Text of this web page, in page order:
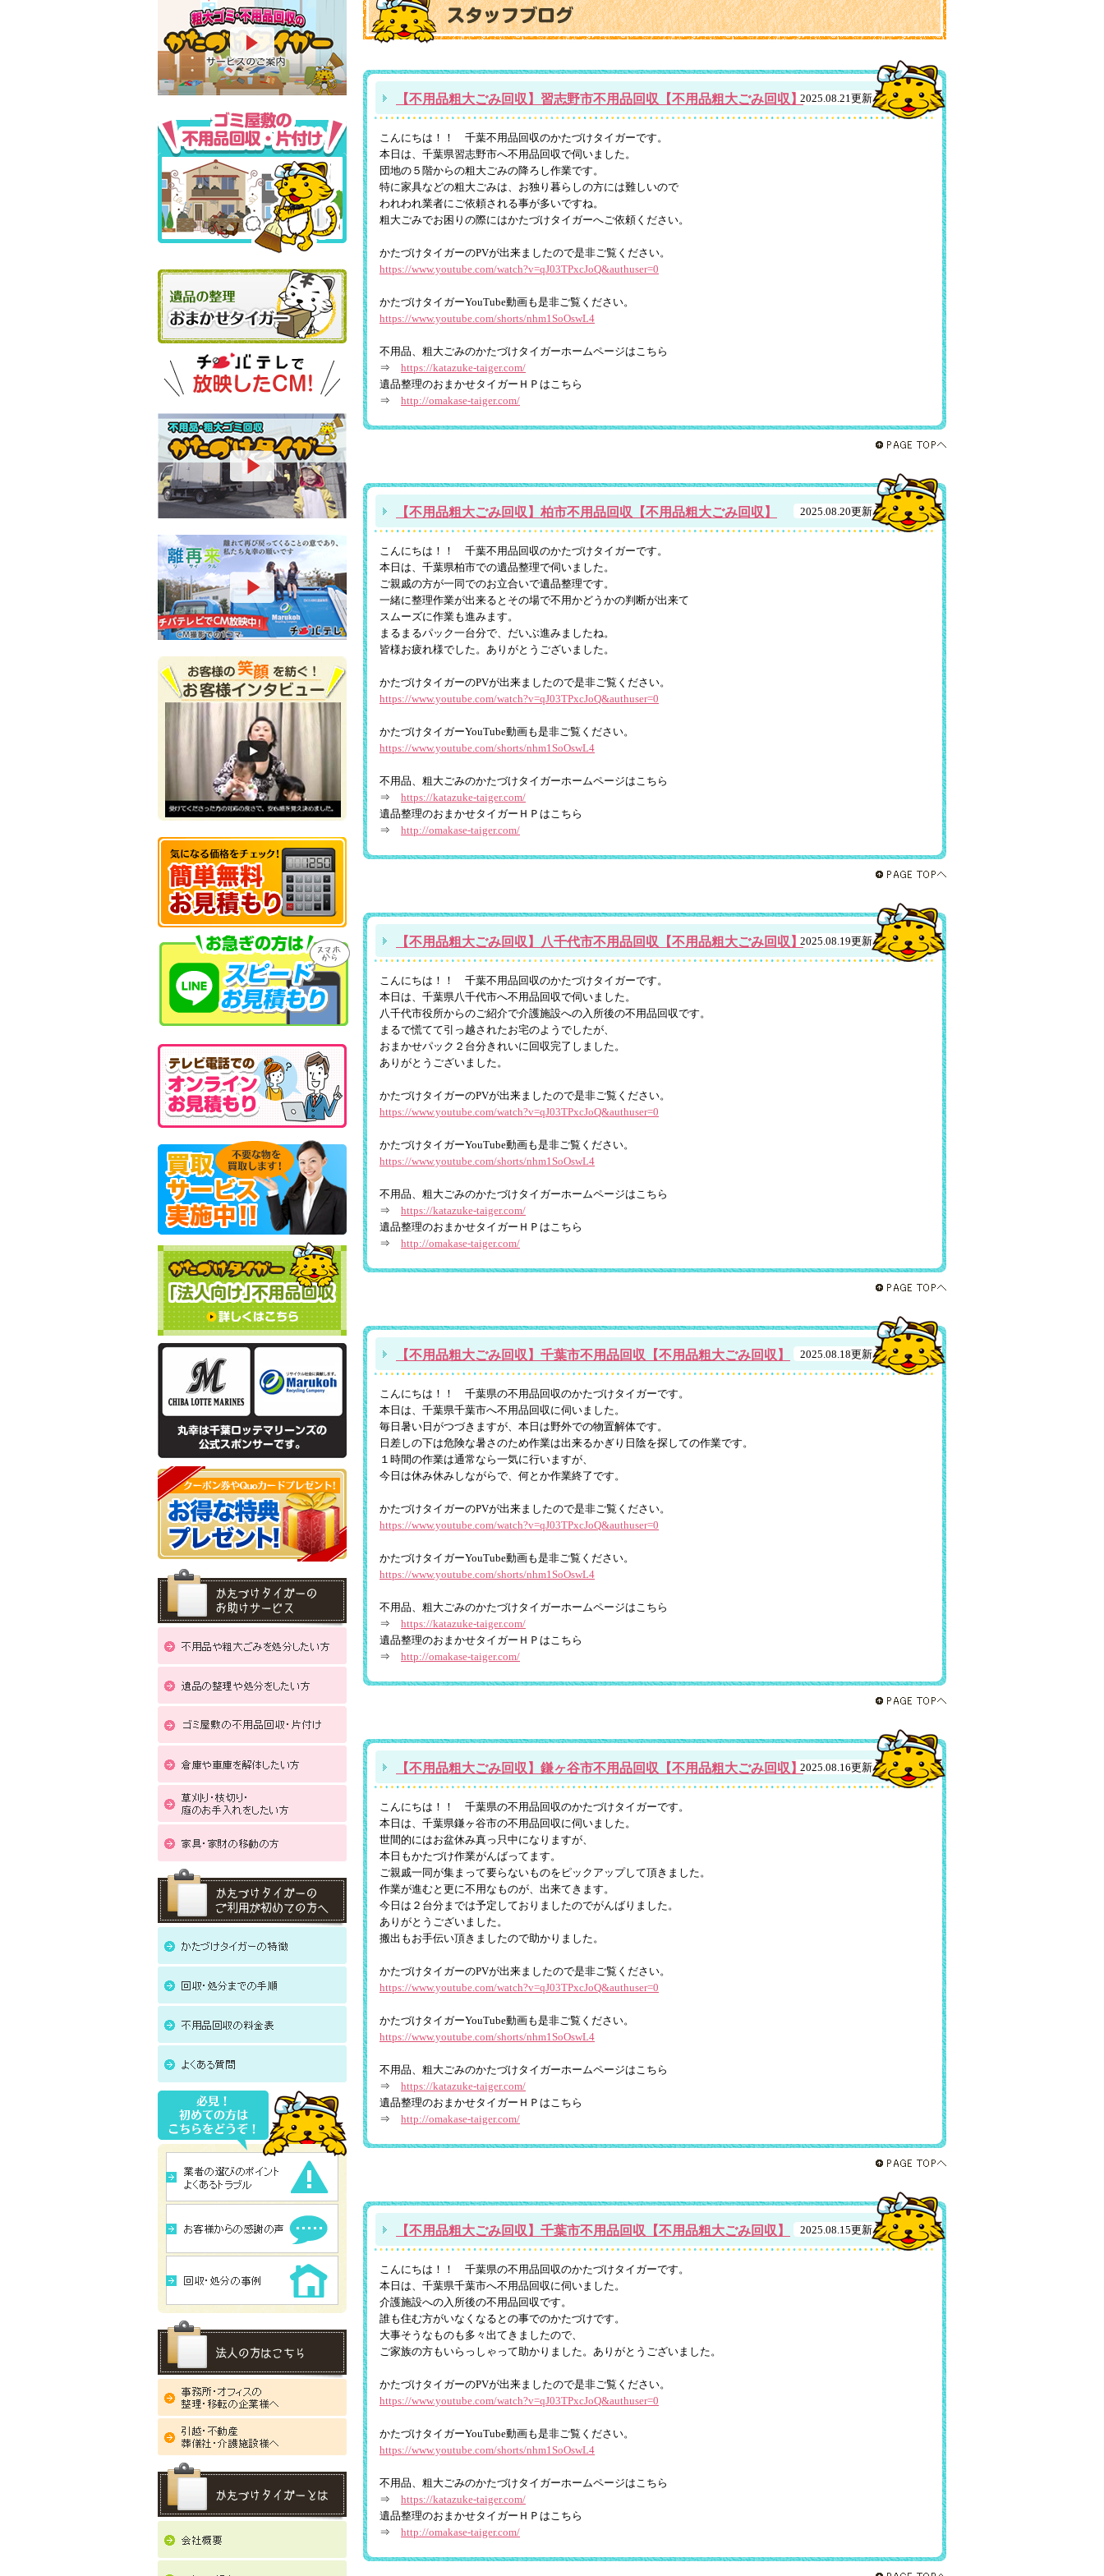
【不用品粗大ごみ回収】習志野市不用品回収【不用品粗大ごみ回収】2025.08.21更新
こんにちは！！ 千葉不用品回収のかたづけタイガーです。
本日は、千葉県習志野市へ不用品回収で伺いました。
団地の５階からの粗大ごみの降ろし作業です。
特に家具などの粗大ごみは、お独り暮らしの方には難しいので
われわれ業者にご依頼される事が多いですね。
粗大ごみでお困りの際にはかたづけタイガーへご依頼ください。
かたづけタイガーのPVが出来ましたので是非ご覧ください。
https://www.youtube.com/watch?v=qJ03TPxcJoQ&authuser=0
かたづけタイガーYouTube動画も是非ご覧ください。
https://www.youtube.com/shorts/nhm1SoOswL4
不用品、粗大ごみのかたづけタイガーホームページはこちら
⇒ https://katazuke-taiger.com/
遺品整理のおまかせタイガーＨＰはこちら
⇒ http://omakase-taiger.com/
【不用品粗大ごみ回収】柏市不用品回収【不用品粗大ごみ回収】 2025.08.20更新
こんにちは！！ 千葉不用品回収のかたづけタイガーです。
本日は、千葉県柏市での遺品整理で伺いました。
ご親戚の方が一同でのお立合いで遺品整理です。
一緒に整理作業が出来るとその場で不用かどうかの判断が出来て
スムーズに作業も進みます。
まるまるパック一台分で、だいぶ進みましたね。
皆様お疲れ様でした。ありがとうございました。
かたづけタイガーのPVが出来ましたので是非ご覧ください。
https://www.youtube.com/watch?v=qJ03TPxcJoQ&authuser=0
かたづけタイガーYouTube動画も是非ご覧ください。
https://www.youtube.com/shorts/nhm1SoOswL4
不用品、粗大ごみのかたづけタイガーホームページはこちら
⇒ https://katazuke-taiger.com/
遺品整理のおまかせタイガーＨＰはこちら
⇒ http://omakase-taiger.com/
【不用品粗大ごみ回収】八千代市不用品回収【不用品粗大ごみ回収】2025.08.19更新
こんにちは！！ 千葉不用品回収のかたづけタイガーです。
本日は、千葉県八千代市へ不用品回収で伺いました。
八千代市役所からのご紹介で介護施設への入所後の不用品回収です。
まるで慌てて引っ越されたお宅のようでしたが、
おまかせパック２台分きれいに回収完了しました。
ありがとうございました。
かたづけタイガーのPVが出来ましたので是非ご覧ください。
https://www.youtube.com/watch?v=qJ03TPxcJoQ&authuser=0
かたづけタイガーYouTube動画も是非ご覧ください。
https://www.youtube.com/shorts/nhm1SoOswL4
不用品、粗大ごみのかたづけタイガーホームページはこちら
⇒ https://katazuke-taiger.com/
遺品整理のおまかせタイガーＨＰはこちら
⇒ http://omakase-taiger.com/
【不用品粗大ごみ回収】千葉市不用品回収【不用品粗大ごみ回収】 2025.08.18更新
こんにちは！！ 千葉県の不用品回収のかたづけタイガーです。
本日は、千葉県千葉市へ不用品回収に伺いました。
毎日暑い日がつづきますが、本日は野外での物置解体です。
日差しの下は危険な暑さのため作業は出来るかぎり日陰を探しての作業です。
１時間の作業は通常なら一気に行いますが、
今日は休み休みしながらで、何とか作業終了です。
かたづけタイガーのPVが出来ましたので是非ご覧ください。
https://www.youtube.com/watch?v=qJ03TPxcJoQ&authuser=0
かたづけタイガーYouTube動画も是非ご覧ください。
https://www.youtube.com/shorts/nhm1SoOswL4
不用品、粗大ごみのかたづけタイガーホームページはこちら
⇒ https://katazuke-taiger.com/
遺品整理のおまかせタイガーＨＰはこちら
⇒ http://omakase-taiger.com/
【不用品粗大ごみ回収】鎌ヶ谷市不用品回収【不用品粗大ごみ回収】2025.08.16更新
こんにちは！！ 千葉県の不用品回収のかたづけタイガーです。
本日は、千葉県鎌ヶ谷市の不用品回収に伺いました。
世間的にはお盆休み真っ只中になりますが、
本日もかたづけ作業がんばってます。
ご親戚一同が集まって要らないものをピックアップして頂きました。
作業が進むと更に不用なものが、出来てきます。
今日は２台分までは予定しておりましたのでがんばりました。
ありがとうございました。
搬出もお手伝い頂きましたので助かりました。
かたづけタイガーのPVが出来ましたので是非ご覧ください。
https://www.youtube.com/watch?v=qJ03TPxcJoQ&authuser=0
かたづけタイガーYouTube動画も是非ご覧ください。
https://www.youtube.com/shorts/nhm1SoOswL4
不用品、粗大ごみのかたづけタイガーホームページはこちら
⇒ https://katazuke-taiger.com/
遺品整理のおまかせタイガーＨＰはこちら
⇒ http://omakase-taiger.com/
【不用品粗大ごみ回収】千葉市不用品回収【不用品粗大ごみ回収】 2025.08.15更新
こんにちは！！ 千葉県の不用品回収のかたづけタイガーです。
本日は、千葉県千葉市へ不用品回収に伺いました。
介護施設への入所後の不用品回収です。
誰も住む方がいなくなるとの事でのかたづけです。
大事そうなものも多々出てきましたので、
ご家族の方もいらっしゃって助かりました。ありがとうございました。
かたづけタイガーのPVが出来ましたので是非ご覧ください。
https://www.youtube.com/watch?v=qJ03TPxcJoQ&authuser=0
かたづけタイガーYouTube動画も是非ご覧ください。
https://www.youtube.com/shorts/nhm1SoOswL4
不用品、粗大ごみのかたづけタイガーホームページはこちら
⇒ https://katazuke-taiger.com/
遺品整理のおまかせタイガーＨＰはこちら
⇒ http://omakase-taiger.com/